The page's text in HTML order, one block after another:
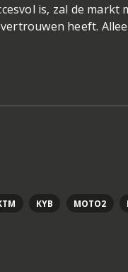
is, zal de
heeft.
KYB MOTO2